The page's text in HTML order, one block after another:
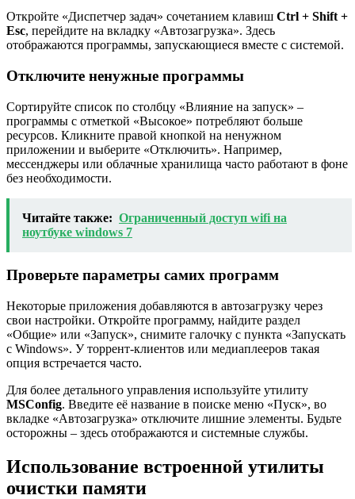
Откройте «Диспетчер задач» сочетанием клавиш Ctrl + Shift +
Esc, перейдите на вкладку «Автозагрузка». Здесь
отображаются программы, запускающиеся вместе с системой.
Отключите ненужные программы
Сортируйте список по столбцу «Влияние на запуск» –
программы с отметкой «Высокое» потребляют больше
ресурсов. Кликните правой кнопкой на ненужном
приложении и выберите «Отключить». Например,
мессенджеры или облачные хранилища часто работают в фоне
без необходимости.
Читайте также: Ограниченный доступ wifi на
ноутбуке windows 7
Проверьте параметры самих программ
Некоторые приложения добавляются в автозагрузку через
свои настройки. Откройте программу, найдите раздел
«Общие» или «Запуск», снимите галочку с пункта «Запускать
с Windows». У торрент-клиентов или медиаплееров такая
опция встречается часто.
Для более детального управления используйте утилиту
MSConfig. Введите её название в поиске меню «Пуск», во
вкладке «Автозагрузка» отключите лишние элементы. Будьте
осторожны – здесь отображаются и системные службы.
Использование встроенной утилиты
очистки памяти